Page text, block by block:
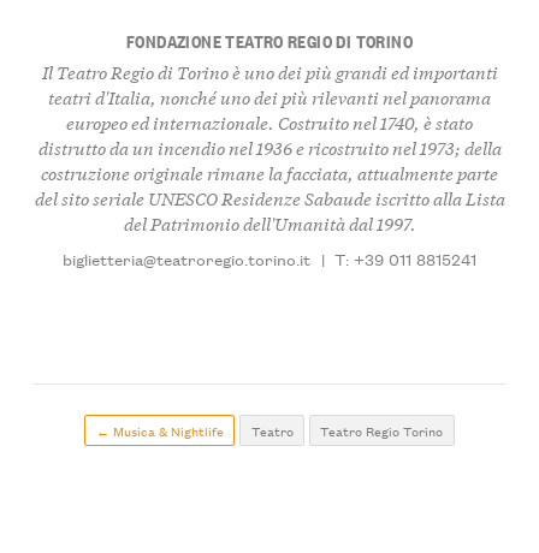
FONDAZIONE TEATRO REGIO DI TORINO
Il Teatro Regio di Torino è uno dei più grandi ed importanti
teatri d'Italia, nonché uno dei più rilevanti nel panorama
europeo ed internazionale. Costruito nel 1740, è stato
distrutto da un incendio nel 1936 e ricostruito nel 1973; della
costruzione originale rimane la facciata, attualmente parte
del sito seriale UNESCO Residenze Sabaude iscritto alla Lista
del Patrimonio dell'Umanità dal 1997.
biglietteria@teatroregio.torino.it | T: +39 011 8815241
← Musica & Nightlife Teatro Teatro Regio Torino